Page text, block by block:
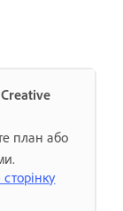
план або